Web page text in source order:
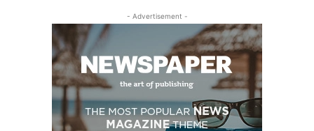
- Advertisement -